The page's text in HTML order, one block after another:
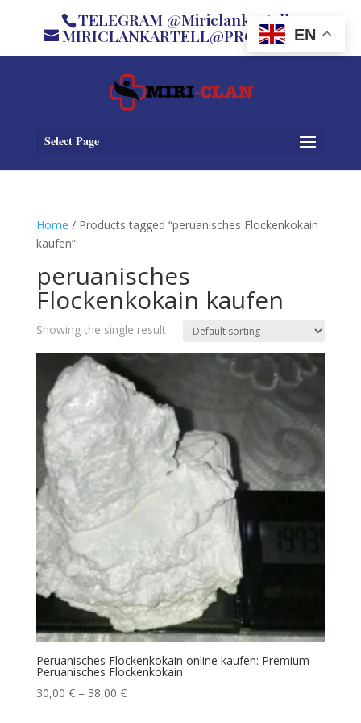
TELEGRAM @Miriclankartell
MIRICLANKARTELL@PROTON.ME
Select Page
Home / Products tagged “peruanisches Flockenkokain
kaufen”
peruanisches
Flockenkokain kaufen
Showing the single result
Peruanisches Flockenkokain online kaufen: Premium
Peruanisches Flockenkokain
30,00 € – 38,00 €Price
EN